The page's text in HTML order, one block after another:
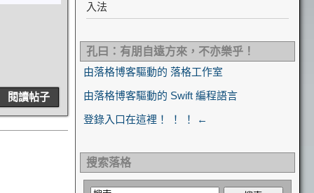
閱讀帖子
入法
孔曰：有朋自遠方來，不亦樂乎！
由落格博客驅動的 落格工作室
由落格博客驅動的 Swift 編程語言
登錄入口在這裡！ ！ ！ ←
搜索落格